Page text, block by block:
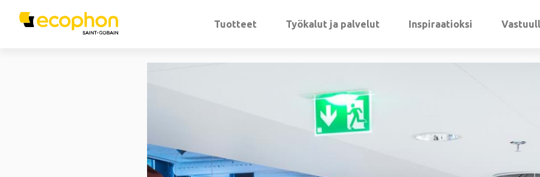
Tuotteet Työkalut ja palvelut Inspiraatioksi